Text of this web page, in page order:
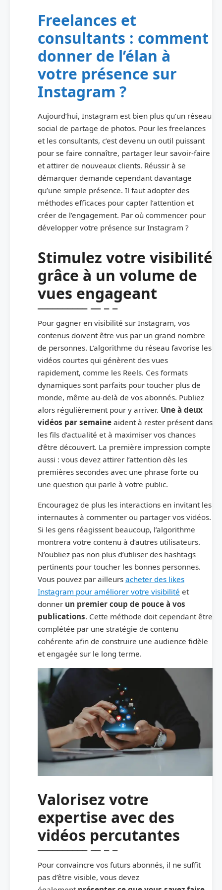
Freelances et
consultants : comment
donner de l’élan à
votre présence sur
Instagram ?
Aujourd’hui, Instagram est bien plus qu’un réseau
social de partage de photos. Pour les freelances
et les consultants, c’est devenu un outil puissant
pour se faire connaître, partager leur savoir-faire
et attirer de nouveaux clients. Réussir à se
démarquer demande cependant davantage
qu’une simple présence. Il faut adopter des
méthodes efficaces pour capter l’attention et
créer de l’engagement. Par où commencer pour
développer votre présence sur Instagram ?
Stimulez votre visibilité
grâce à un volume de
vues engageant
Pour gagner en visibilité sur Instagram, vos
contenus doivent être vus par un grand nombre
de personnes. L’algorithme du réseau favorise les
vidéos courtes qui génèrent des vues
rapidement, comme les Reels. Ces formats
dynamiques sont parfaits pour toucher plus de
monde, même au-delà de vos abonnés. Publiez
alors régulièrement pour y arriver. Une à deux
vidéos par semaine aident à rester présent dans
les fils d’actualité et à maximiser vos chances
d’être découvert. La première impression compte
aussi : vous devez attirer l’attention dès les
premières secondes avec une phrase forte ou
une question qui parle à votre public.
Encouragez de plus les interactions en invitant les
internautes à commenter ou partager vos vidéos.
Si les gens réagissent beaucoup, l’algorithme
montrera votre contenu à d’autres utilisateurs.
N’oubliez pas non plus d’utiliser des hashtags
pertinents pour toucher les bonnes personnes.
Vous pouvez par ailleurs acheter des likes
Instagram pour améliorer votre visibilité et
donner un premier coup de pouce à vos
publications. Cette méthode doit cependant être
complétée par une stratégie de contenu
cohérente afin de construire une audience fidèle
et engagée sur le long terme.
Valorisez votre
expertise avec des
vidéos percutantes
Pour convaincre vos futurs abonnés, il ne suffit
pas d’être visible, vous devez